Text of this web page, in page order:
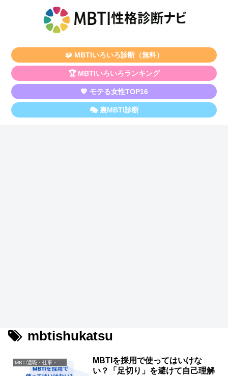
🧩 MBTIいろいろ診断（無料）
🏆 MBTIいろいろランキング
💖 モテる女性TOP16
🎭 裏MBTI診断
mbtishukatsu
MBTI適職・仕事・資格
MBTIを採用で使ってはいけな
い？「足切り」を避けて自己理解